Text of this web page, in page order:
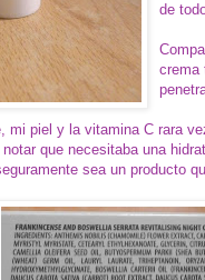
de
crema
mi piel y la vitamina C rara
que necesitaba una
sea un producto